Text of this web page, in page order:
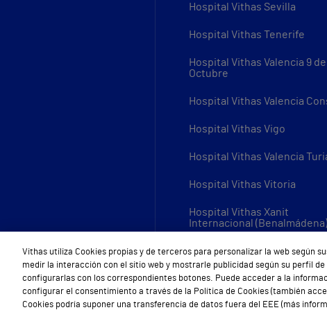
Hospital Vithas Sevilla
Hospital Vithas Tenerife
Hospital Vithas Valencia 9 de
Octubre
Hospital Vithas Valencia
Hospital Vithas Vigo
Hospital Vithas Valencia
Hospital Vithas Vitoria
Hospital Vithas Xanit
Internacional (Benalmádena)
Todos los centros Vithas
Vithas utiliza Cookies propias y de terceros para personalizar la web según
medir la interacción con el sitio web y mostrarle publicidad según su perfil
configurarlas con los correspondientes botones. Puede acceder a la
configurar el consentimiento a través de la Política de Cookies (también
Cookies podría suponer una transferencia de datos fuera del EEE (más